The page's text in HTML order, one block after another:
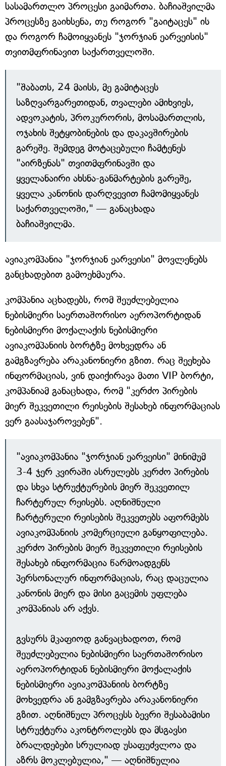
სასამართლო პროცესი გაიმართა. ბაჩიაშვილმა
პროცესზე გაიხსენა, თუ როგორ "გაიტაცეს" ის
და როგორ ჩამოიყვანეს "ჯორჯიან ეარვეისის"
თვითმფრინავით საქართველოში.
"შაბათს, 24 მაისს, მე გამიტაცეს
საზღვარგარეთიდან, თვალები ამიხვიეს,
ადვოკატის, პროკურორის, მოსამართლის,
ოჯახის შეტყობინების და დაკავშირების
გარეშე. შემდეგ მოტაცებული ჩამტენეს
"აირზენას" თვითმფრინავში და
ყველანაირი ახსნა-განმარტების გარეშე,
ყველა კანონის დარღვევით ჩამომიყვანეს
საქართველოში," — განაცხადა
ბაჩიაშვილმა.
ავიაკომპანია "ჯორჯიან ეარვეისი" მოვლენებს
განცხადებით გამოეხმაურა.
კომპანია აცხადებს, რომ შეუძლებელია
ნებისმიერი საერთაშორისო აეროპორტიდან
ნებისმიერი მოქალაქის ნებისმიერი
ავიაკომპანიის ბორტზე მოხვედრა ან
გამგზავრება არაკანონიერი გზით. რაც შეეხება
ინფორმაციას, ვინ დაიქირავა მათი VIP ბორტი,
კომპანიამ განაცხადა, რომ "კერძო პირების
მიერ შეკვეთილი რეისების შესახებ ინფორმაციას
ვერ გაასაჯაროვებენ".
"ავიაკომპანია "ჯორჯიან ეარვეისი" მინიმუმ
3-4 ჯერ კვირაში ასრულებს კერძო პირების
და სხვა სტრუქტურების მიერ შეკვეთილ
ჩარტერულ რეისებს. აღნიშნული
ჩარტერული რეისების შეკვეთებს აფორმებს
ავიაკომპანიის კომერციული განყოფილება.
კერძო პირების მიერ შეკვეთილი რეისების
შესახებ ინფორმაცია წარმოადგენს
პერსონალურ ინფორმაციას, რაც დაცულია
კანონის მიერ და მისი გაცემის უფლება
კომპანიას არ აქვს.
გვსურს მკაფიოდ განვაცხადოთ, რომ
შეუძლებელია ნებისმიერი საერთაშორისო
აეროპორტიდან ნებისმიერი მოქალაქის
ნებისმიერი ავიაკომპანიის ბორტზე
მოხვედრა ან გამგზავრება არაკანონიერი
გზით. აღნიშნულ პროცესს ბევრი შესაბამისი
სტრუქტურა აკონტროლებს და მსგავსი
ბრალდებები სრულიად უსაფუძვლოა და
აზრს მოკლებულია," — აღნიშნულია